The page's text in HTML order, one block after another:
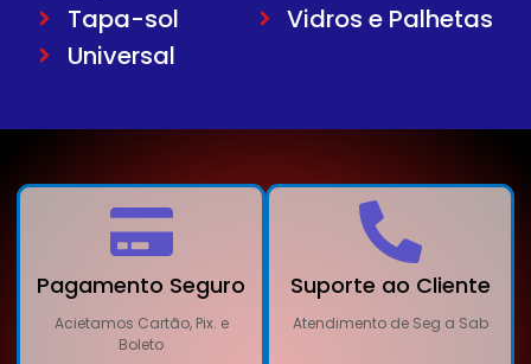
Tapa-sol
Universal
Vidros e Palhetas
Pagamento Seguro
Acietamos Cartão, Pix. e
Boleto
Suporte ao Cliente
Atendimento de Seg a Sab